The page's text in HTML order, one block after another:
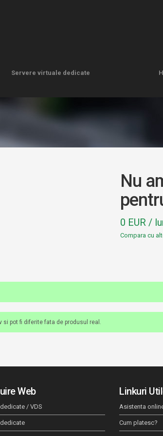
Servere virtuale dedicate
Nu
0 EUR /
Compara cu
si pot fi diferite fata de produsul real.
Web
/ VDS
Linkuri
Asistenta
Cum platesc?